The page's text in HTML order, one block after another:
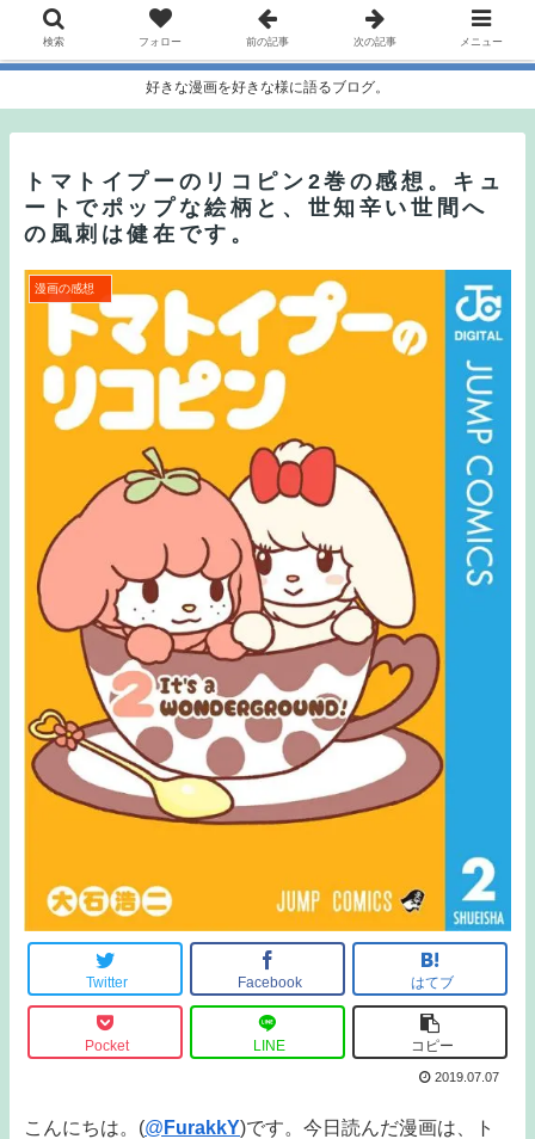
好きな漫画を好きな様に語るブログ。
トマトイプーのリコピン2巻の感想。キュ
ートでポップな絵柄と、世知辛い世間へ
の風刺は健在です。
漫画の感想
Twitter Facebook はてブ
Pocket LINE コピー
2019.07.07
こんにちは。(@ FurakkY)です。今日読んだ漫画は、ト
検索 フォロー 前の記事 次の記事 メニュー